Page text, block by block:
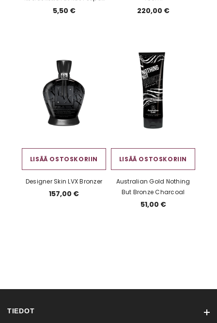
Light–Medium 30 ml
5,50 € 220,00 €
LISÄÄ OSTOSKORIIN
Designer Skin LVX Bronzer
157,00 €
LISÄÄ OSTOSKORIIN
Australian Gold Nothing
But Bronze Charcoal
51,00 €
TIEDOT